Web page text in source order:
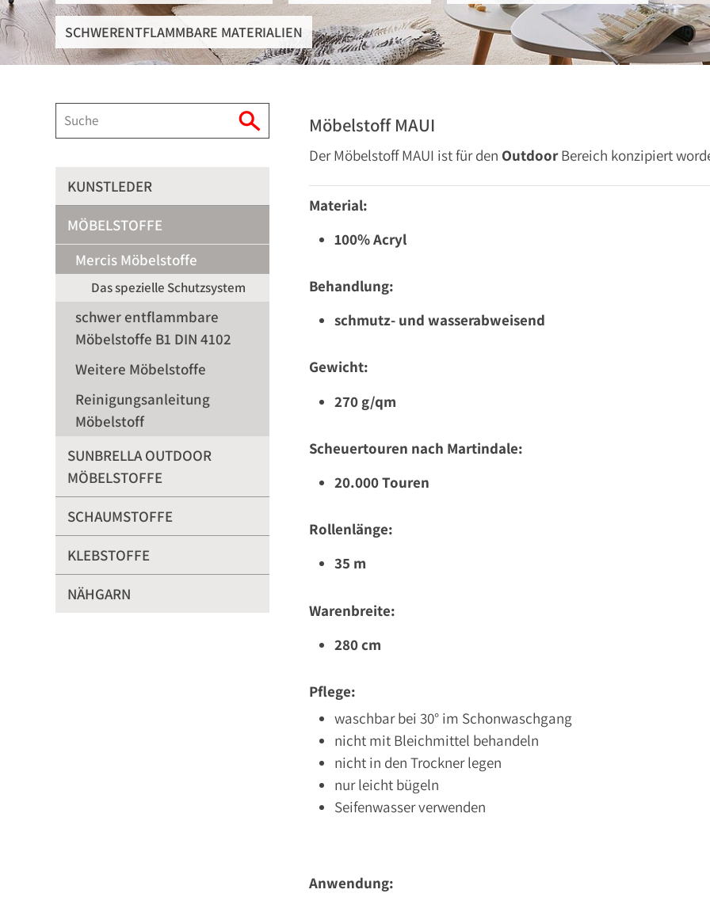
SCHWERENTFLAMMBARE MATERIALIEN
Möbelstoff MAUI
Der Möbelstoff MAUI ist für den OutdoorBereich konzipiert
Material:
100% Acryl
Behandlung:
schmutz- und wasserabweisend
Gewicht:
270 g/qm
Scheuertouren nach Martindale:
20.000 Touren
Rollenlänge:
35 m
Warenbreite:
280 cm
Pflege:
waschbar bei 30° im Schonwaschgang
nicht mit Bleichmittel behandeln
nicht in den Trockner legen
nur leicht bügeln
Seifenwasser verwenden
Anwendung:
KUNSTLEDER
MÖBELSTOFFE
Mercis Möbelstoffe
Das spezielle Schutzsystem
schwer entflammbare
Möbelstoffe B1 DIN 4102
Weitere Möbelstoffe
Reinigungsanleitung
Möbelstoff
SUNBRELLA OUTDOOR
MÖBELSTOFFE
SCHAUMSTOFFE
KLEBSTOFFE
NÄHGARN